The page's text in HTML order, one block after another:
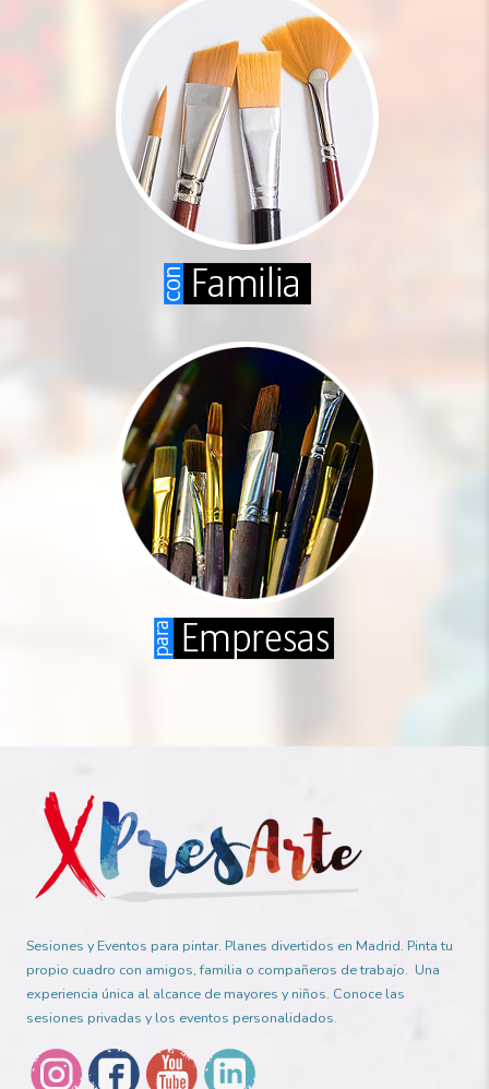
Sesiones y Eventos para pintar. Planes divertidos en Madrid. Pinta tu
propio cuadro con amigos, familia o compañeros de trabajo. Una
experiencia única al alcance de mayores y niños. Conoce las
sesiones privadas y los eventos personalidados.